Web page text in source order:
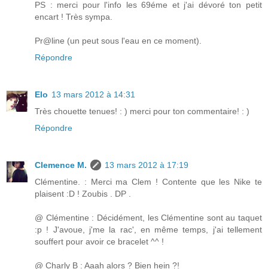
PS : merci pour l'info les 69éme et j'ai dévoré ton petit
encart ! Très sympa.
Pr@line (un peut sous l'eau en ce moment).
Répondre
Elo 13 mars 2012 à 14:31
Très chouette tenues! : ) merci pour ton commentaire! : )
Répondre
Clemence M.
13 mars 2012 à 17:19
Clémentine. : Merci ma Clem ! Contente que les Nike te
plaisent :D ! Zoubis . DP .
@ Clémentine : Décidément, les Clémentine sont au taquet
:p ! J'avoue, j'me la rac', en même temps, j'ai tellement
souffert pour avoir ce bracelet ^^ !
@ Charly B : Aaah alors ? Bien hein ?!